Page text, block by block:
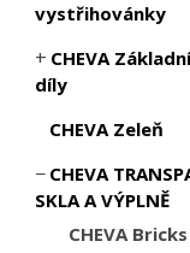
vystřihovánky
CHEVA
díly
CHEVA Zeleň
CHEVA
SKLA A VÝPLNĚ
CHEVA